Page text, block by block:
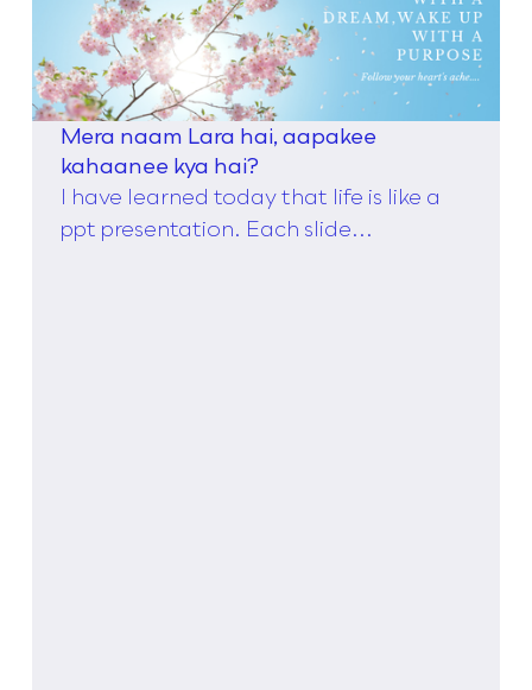
Mera naam Lara hai, aapakee
kahaanee kya hai?
I have learned today that life is like a
ppt presentation. Each slide...